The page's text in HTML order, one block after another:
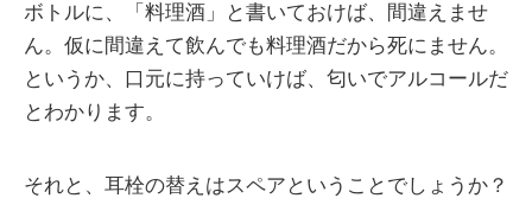
ボトルに、「料理酒」と書いておけば、間違えませ
ん。仮に間違えて飲んでも料理酒だから死にません。
というか、口元に持っていけば、匂いでアルコールだ
とわかります。
それと、耳栓の替えはスペアということでしょうか？